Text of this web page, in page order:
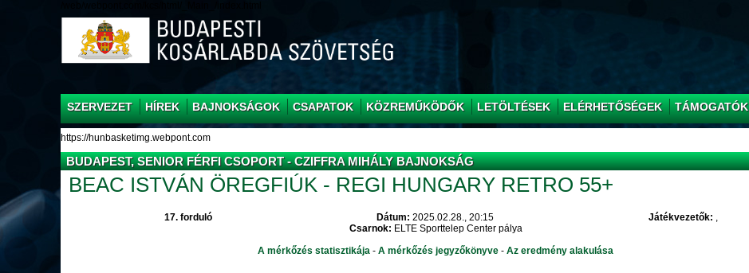
SZERVEZET HÍREK BAJNOKSÁGOK CSAPATOK KÖZREMŰKÖDŐK LETÖLTÉSEK ELÉRHETŐSÉGEK TÁMOGATÓK
https://hunbasketimg.webpont.com
BUDAPEST, SENIOR FÉRFI CSOPORT - CZIFFRA MIHÁLY BAJNOKSÁG
BEAC ISTVÁN ÖREGFIÚK - REGI HUNGARY RETRO 55+
17. forduló Dátum: 2025.02.28., 20:15 Játékvezetők: ,
Csarnok: ELTE Sporttelep Center pálya
A mérkőzés statisztikája- A mérkőzés jegyzőkönyve- Az eredmény alakulása